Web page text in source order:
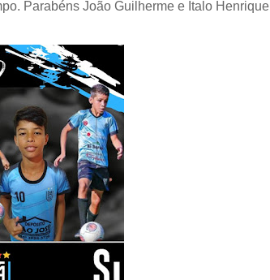
Parabéns João Guilherme e Ítalo Henrique